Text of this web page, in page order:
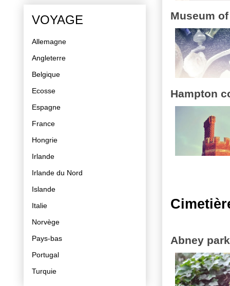
Museum
Hampton
Abney
VOYAGE
Allemagne
Angleterre
Belgique
Ecosse
Espagne
France
Hongrie
Irlande
Irlande du Nord
Islande
Italie
Norvège
Pays-bas
Portugal
Turquie